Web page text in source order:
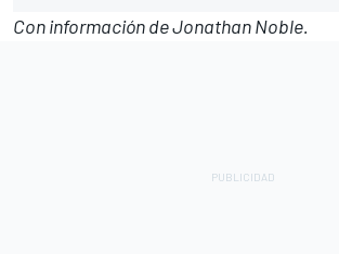
Con información de Jonathan Noble.